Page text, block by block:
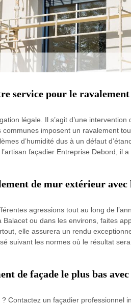
service pour le ravalement
légale. Il s’agit d’une
communes imposent un ravalement
d’humidité dus à un défaut
façadier Entreprise Debord, il
de mur extérieur
agressions tout au long de
ou dans les environs, faites
elle assurera un rendu
suivant les normes où le résultat sera
de façade le plus bas
Contactez un façadier professionnel